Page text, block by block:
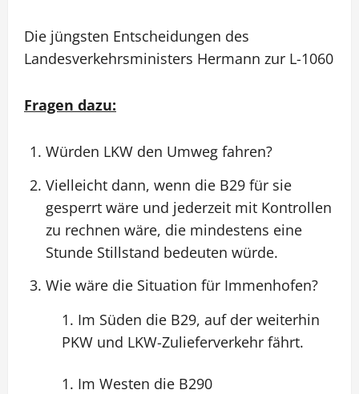
Die jüngsten Entscheidungen des
Landesverkehrsministers Hermann zur L-1060
Fragen dazu:
Würden LKW den Umweg fahren?
Vielleicht dann, wenn die B29 für sie
gesperrt wäre und jederzeit mit Kontrollen
zu rechnen wäre, die mindestens eine
Stunde Stillstand bedeuten würde.
Wie wäre die Situation für Immenhofen?
Im Süden die B29, auf der weiterhin
PKW und LKW-Zulieferverkehr fährt.
Im Westen die B290